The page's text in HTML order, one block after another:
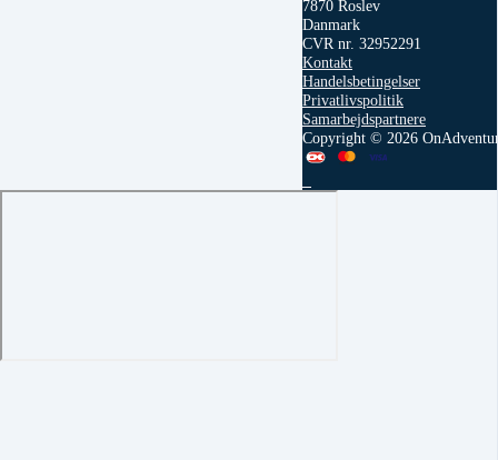
7870 Roslev
Danmark
CVR nr. 32952291
Kontakt
Handelsbetingelser
Privatlivspolitik
Samarbejdspartnere
Copyright © 2026